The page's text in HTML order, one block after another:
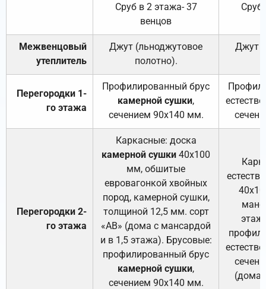
Сруб в 2 этажа- 37
венцов
Сруб
Межвенцовый
утеплитель
Джут (льноджутовое
полотно).
Джут
Перегородки 1-
го этажа
Профилированный брус
камерной сушки,
сечением 90х140 мм.
Перегородки 2-
го этажа
Каркасные: доска
камерной сушки 40х100
мм, обшитые
евровагонкой хвойных
пород, камерной сушки,
толщиной 12,5 мм. сорт
«АВ» (дома с мансардой
и в 1,5 этажа). Брусовые:
профилированный брус
камерной сушки,
сечением 90х140 мм.
(дома